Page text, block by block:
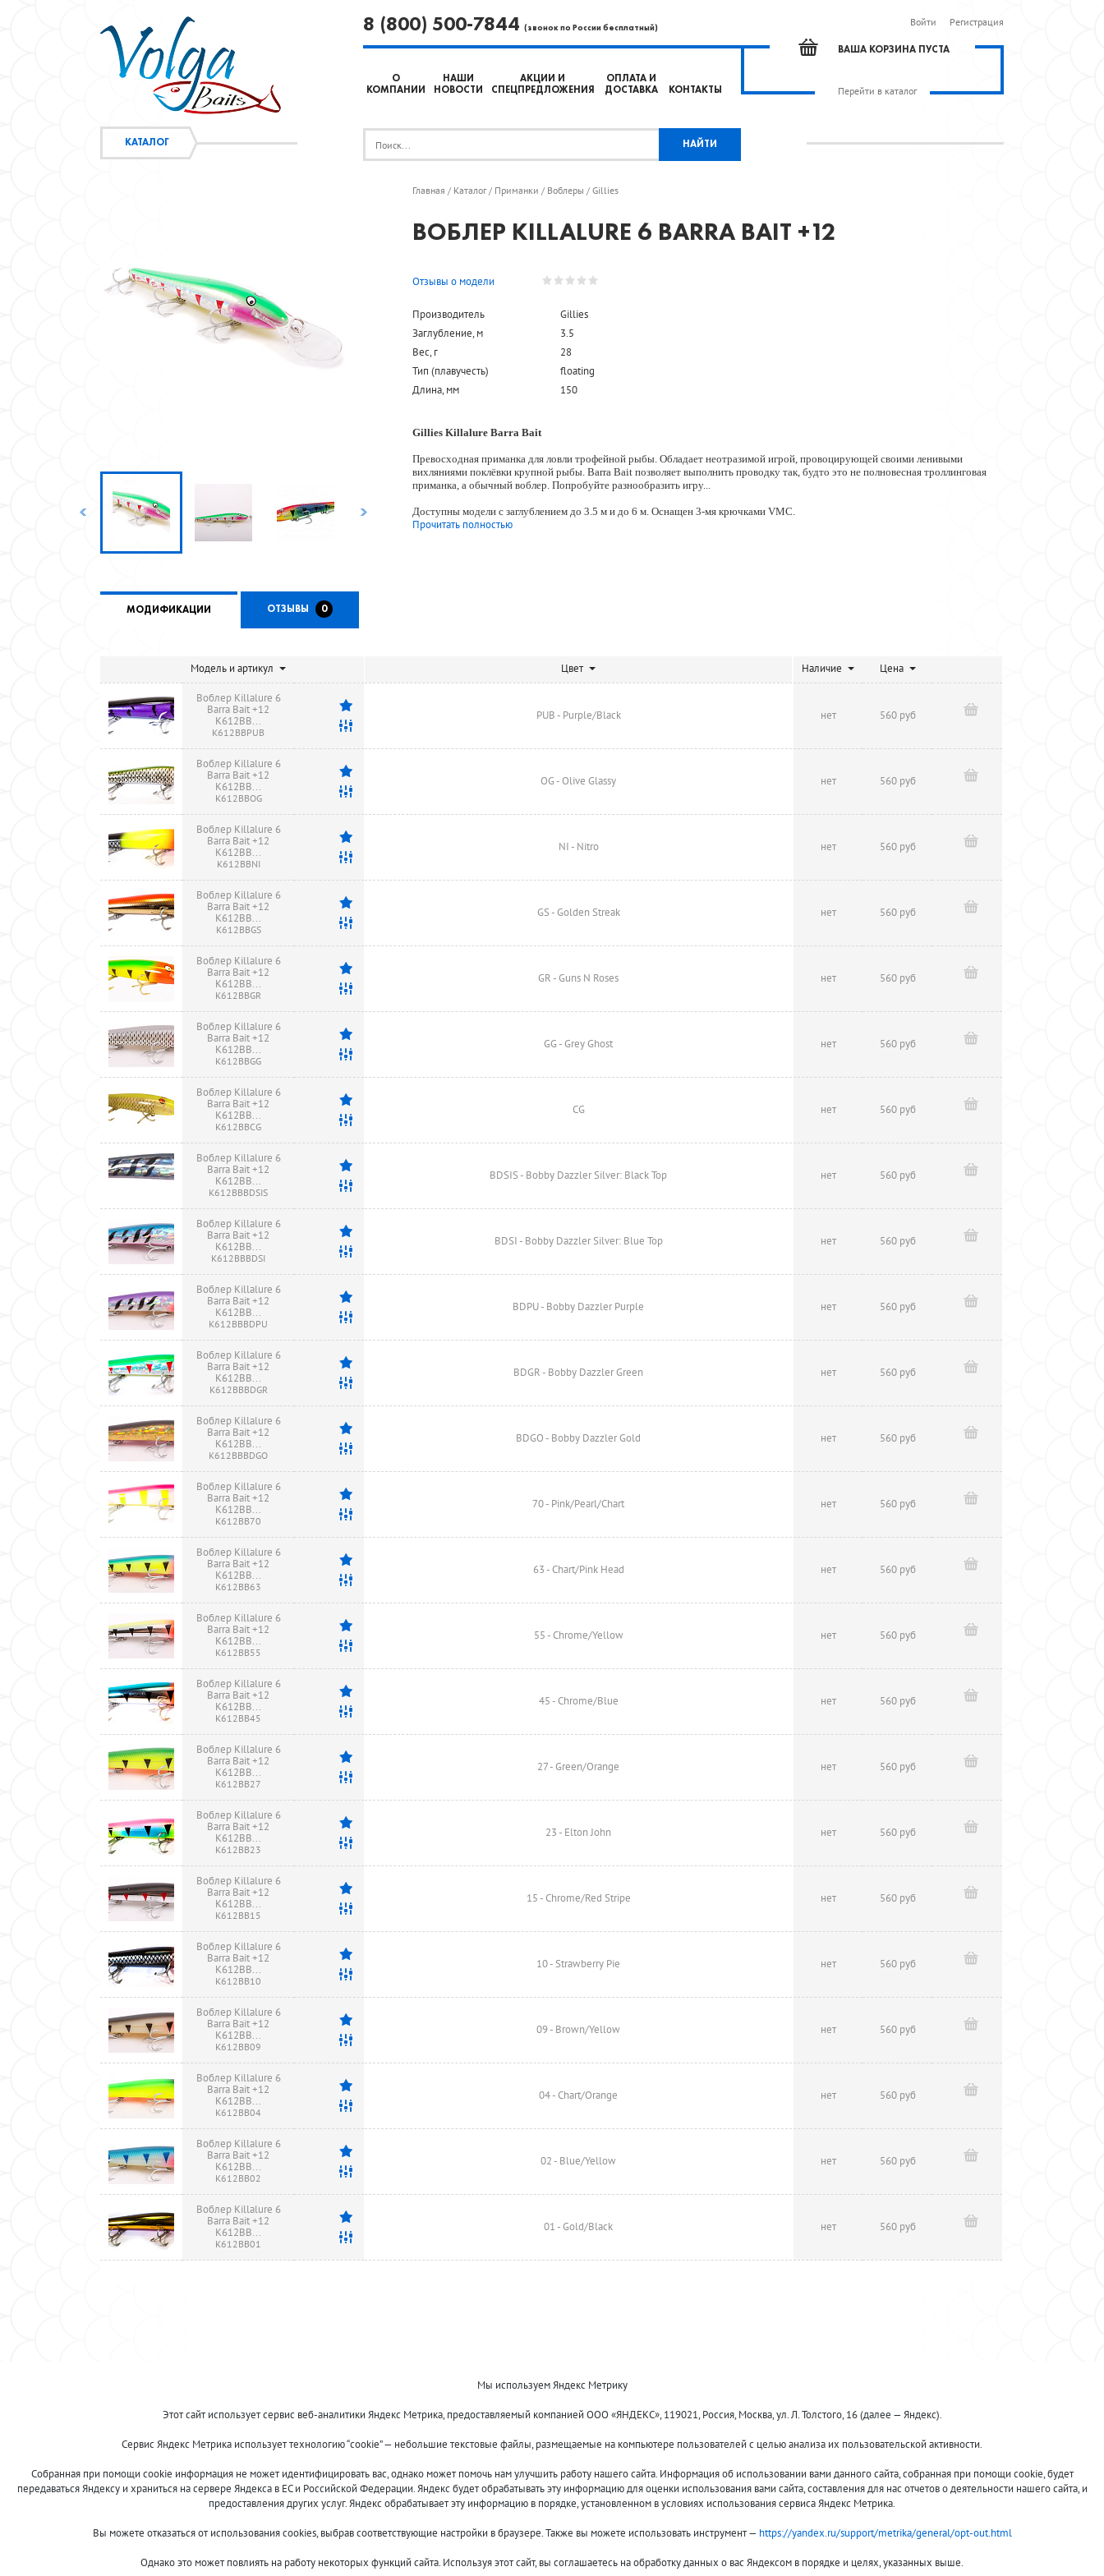
КАТАЛОГ
8 (800) 500-7844 (звонок по России бесплатный) Войти Регистрация
ВАША КОРЗИНА ПУСТА
Перейти в каталог
О
КОМПАНИИ
НАШИ
НОВОСТИ
АКЦИИ И
СПЕЦПРЕДЛОЖЕНИЯ
ОПЛАТА И
ДОСТАВКА
КОНТАКТЫ
Главная / Каталог / Приманки / Воблеры / Gillies
ВОБЛЕР KILLALURE 6 BARRA BAIT +12
Отзывы о модели
Производитель
Gillies
Заглубление, м
3.5
Вес, г
28
Тип (плавучесть)
floating
Длина, мм
150
Gillies Killalure Barra Bait
Превосходная приманка для ловли трофейной рыбы. Обладает неотразимой игрой, провоцирующей своими ленивыми
вихляниями поклёвки крупной рыбы. Barra Bait позволяет выполнить проводку так, будто это не полновесная троллинговая
приманка, а обычный воблер. Попробуйте разнообразить игру...
Доступны модели с заглублением до 3.5 м и до 6 м. Оснащен 3-мя крючками VMC.
Прочитать полностью
МОДИФИКАЦИИ ОТЗЫВЫ 0
Модель и артикул
Воблер Killalure 6
Barra Bait +12
K612BB...
K612BBPUB
Воблер Killalure 6
Barra Bait +12
K612BB...
K612BBOG
Воблер Killalure 6
Barra Bait +12
K612BB...
K612BBNI
Воблер Killalure 6
Barra Bait +12
K612BB...
K612BBGS
Воблер Killalure 6
Barra Bait +12
K612BB...
K612BBGR
Воблер Killalure 6
Barra Bait +12
K612BB...
K612BBGG
Воблер Killalure 6
Barra Bait +12
K612BB...
K612BBCG
Воблер Killalure 6
Barra Bait +12
K612BB...
K612BBBDSIS
Воблер Killalure 6
Barra Bait +12
K612BB...
K612BBBDSI
Воблер Killalure 6
Barra Bait +12
K612BB...
K612BBBDPU
Воблер Killalure 6
Barra Bait +12
K612BB...
K612BBBDGR
Воблер Killalure 6
Barra Bait +12
K612BB...
K612BBBDGO
Воблер Killalure 6
Barra Bait +12
K612BB...
K612BB70
Воблер Killalure 6
Barra Bait +12
K612BB...
K612BB63
Воблер Killalure 6
Barra Bait +12
K612BB...
K612BB55
Воблер Killalure 6
Barra Bait +12
K612BB...
K612BB45
Воблер Killalure 6
Barra Bait +12
K612BB...
K612BB27
Воблер Killalure 6
Barra Bait +12
K612BB...
K612BB23
Воблер Killalure 6
Barra Bait +12
K612BB...
K612BB15
Воблер Killalure 6
Barra Bait +12
K612BB...
K612BB10
Воблер Killalure 6
Barra Bait +12
K612BB...
K612BB09
Воблер Killalure 6
Barra Bait +12
K612BB...
K612BB04
Воблер Killalure 6
Barra Bait +12
K612BB...
K612BB02
Воблер Killalure 6
Barra Bait +12
K612BB...
K612BB01
Цвет
PUB - Purple/Black
OG - Olive Glassy
NI - Nitro
GS - Golden Streak
GR - Guns N Roses
GG - Grey Ghost
CG
BDSIS - Bobby Dazzler Silver: Black Top
BDSI - Bobby Dazzler Silver: Blue Top
BDPU - Bobby Dazzler Purple
BDGR - Bobby Dazzler Green
BDGO - Bobby Dazzler Gold
70 - Pink/Pearl/Chart
63 - Chart/Pink Head
55 - Chrome/Yellow
45 - Chrome/Blue
27 - Green/Orange
23 - Elton John
15 - Chrome/Red Stripe
10 - Strawberry Pie
09 - Brown/Yellow
04 - Chart/Orange
02 - Blue/Yellow
01 - Gold/Black
Наличие Цена
нет 560 руб
нет 560 руб
нет 560 руб
нет 560 руб
нет 560 руб
нет 560 руб
нет 560 руб
нет 560 руб
нет 560 руб
нет 560 руб
нет 560 руб
нет 560 руб
нет 560 руб
нет 560 руб
нет 560 руб
нет 560 руб
нет 560 руб
нет 560 руб
нет 560 руб
нет 560 руб
нет 560 руб
нет 560 руб
нет 560 руб
нет 560 руб
© 2013-2024 "Волжские приманки"
8 (800)
500-7844
Оплата и доставка
О компании
Гарантия и сервис
Контакты
Помощь
Сообщить об ошибке
Принимаем к оплате:
Мы используем Яндекс Метрику
Этот сайт использует сервис веб-аналитики Яндекс Метрика, предоставляемый компанией ООО «ЯНДЕКС», 119021, Россия, Москва, ул. Л. Толстого, 16 (далее — Яндекс).
Сервис Яндекс Метрика использует технологию “cookie” — небольшие текстовые файлы, размещаемые на компьютере пользователей с целью анализа их пользовательской активности.
Собранная при помощи cookie информация не может идентифицировать вас, однако может помочь нам улучшить работу нашего сайта. Информация об использовании вами данного сайта, собранная при помощи cookie, будет
передаваться Яндексу и храниться на сервере Яндекса в ЕС и Российской Федерации. Яндекс будет обрабатывать эту информацию для оценки использования вами сайта, составления для нас отчетов о деятельности нашего сайта, и
предоставления других услуг. Яндекс обрабатывает эту информацию в порядке, установленном в условиях использования сервиса Яндекс Метрика.
Вы можете отказаться от использования cookies, выбрав соответствующие настройки в браузере. Также вы можете использовать инструмент — https://yandex.ru/support/metrika/general/opt-out.html
Однако это может повлиять на работу некоторых функций сайта. Используя этот сайт, вы соглашаетесь на обработку данных о вас Яндексом в порядке и целях, указанных выше.